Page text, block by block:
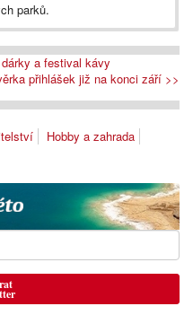
parků.
a festival kávy
přihlášek již na konci září >>
Hobby a zahrada